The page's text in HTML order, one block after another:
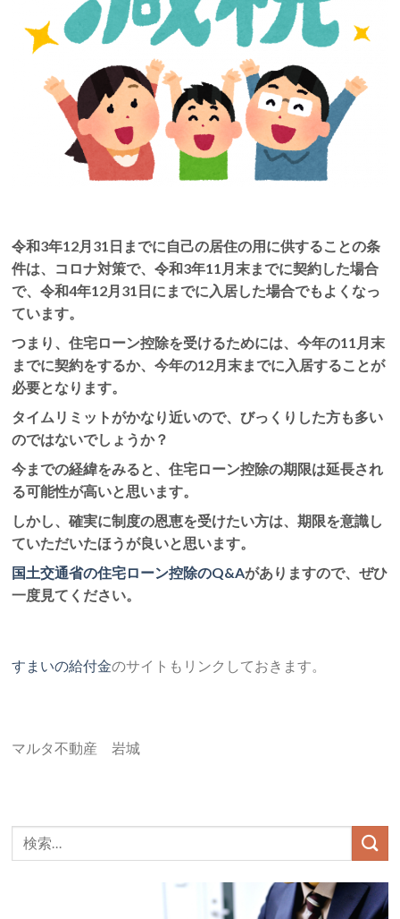
令和3年12月31日までに自己の居住の用に供することの条
件は、コロナ対策で、令和3年11月末までに契約した場合
で、令和4年12月31日にまでに入居した場合でもよくなっ
ています。
つまり、住宅ローン控除を受けるためには、今年の11月末
までに契約をするか、今年の12月末までに入居することが
必要となります。
タイムリミットがかなり近いので、びっくりした方も多い
のではないでしょうか？
今までの経緯をみると、住宅ローン控除の期限は延長され
る可能性が高いと思います。
しかし、確実に制度の恩恵を受けたい方は、期限を意識し
ていただいたほうが良いと思います。
国土交通省の住宅ローン控除のQ&Aがありますので、ぜひ
一度見てください。
すまいの給付金のサイトもリンクしておきます。
マルタ不動産 岩城